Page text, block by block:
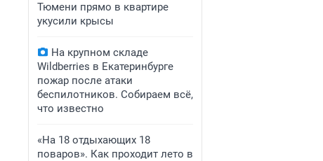
Тюмени прямо в квартире
укусили крысы
На крупном складе
Wildberries в Екатеринбурге
пожар после атаки
беспилотников. Собираем всё,
что известно
«На 18 отдыхающих 18
поваров». Как проходит лето в